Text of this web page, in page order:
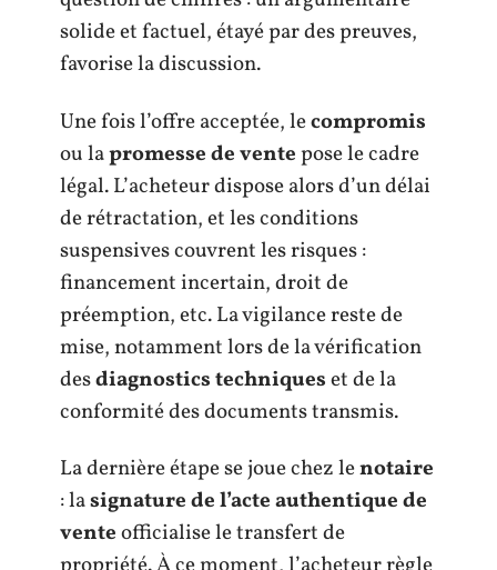
solide et factuel, étayé par des preuves,
favorise la discussion.
Une fois l’offre acceptée, lecompromis
ou lapromesse de ventepose le cadre
légal. L’acheteur dispose alors d’un délai
de rétractation, et les conditions
suspensives couvrent les risques :
financement incertain, droit de
préemption, etc. La vigilance reste de
mise, notamment lors de la vérification
desdiagnostics techniqueset de la
conformité des documents transmis.
La dernière étape se joue chez lenotaire
: lasignature de l’acte authentique de
venteofficialise le transfert de